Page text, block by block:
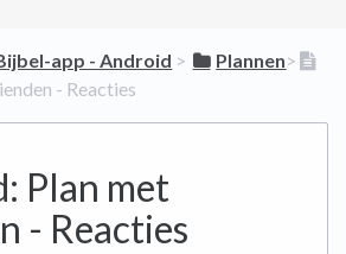
app - Android ​ > ​ ​Plannen​>​
- Reacties
Plan met
- Reacties